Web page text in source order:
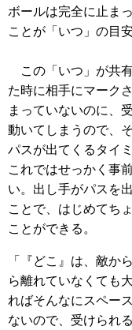
ボールは完全に止ま
ことが「いつ」の目安
この「いつ」が共
た時に相手にマーク
まっていないのに、
動いてしまうので、
パスが出てくるタイ
これではせっかく事
い。出し手がパスを
ことで、はじめてち
ことができる。
「『どこ』は、敵か
ら離れていなくても
ればそんなにスペー
ないので、受けられ